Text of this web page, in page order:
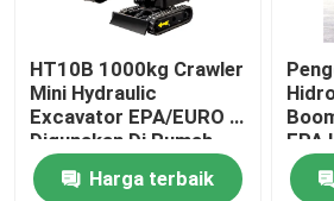
HT10B 1000kg Crawler
Mini Hydraulic
Excavator EPA/EURO 5
Digunakan Di Rumah
Harga terbaik
EPA